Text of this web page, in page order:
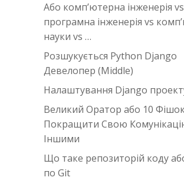
Або комп’ютерна інженерія vs
програмна інженерія vs
науки vs …
Розшукується Python Django
Девелопер (Middle)
Налаштування Django
Великий Оратор або 10
Покращити Свою
Іншими
Що таке репозиторій коду
по Git